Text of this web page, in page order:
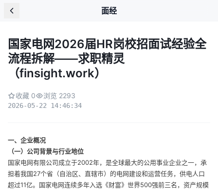
面经
国家电网2026届HR岗校招面试经验全
流程拆解——求职精灵
（finsight.work）
收藏 0 浏览 2293
2026-05-22 14:46:34
一、企业概况
（一）公司背景与行业地位
国家电网有限公司成立于2002年，是全球最大的公用事业企业之一，承
担着我国27个省（自治区、直辖市）的电网建设和运营任务，供电人口
超过11亿。国家电网连续多年入选《财富》世界500强前三名，资产规模